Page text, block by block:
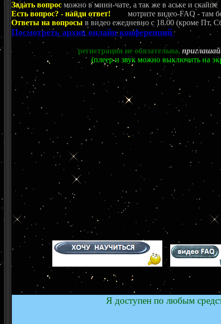
Задать вопрос можно в мини-чате, а так же в аське и скайпе
Есть вопрос? - найди ответ!
Пос мотрите видео-FAQ - там
Ответы на вопросы в видео ежедневно c 18.00 (кроме Пт,
Посмотреть архив онлайн конференций
регистрация не обязательна,
(плеер и звук можно выключить на
Я доступен по любым